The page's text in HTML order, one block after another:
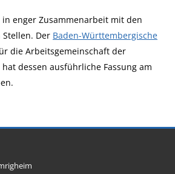
in enger Zusammenarbeit mit den
Der Baden-Württembergische
die Arbeitsgemeinschaft der
dessen ausführliche Fassung am